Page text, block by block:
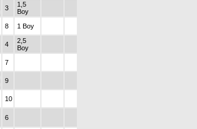
3
1,5
Boy
8 1 Boy
4
2,5
Boy
7
9
10
6